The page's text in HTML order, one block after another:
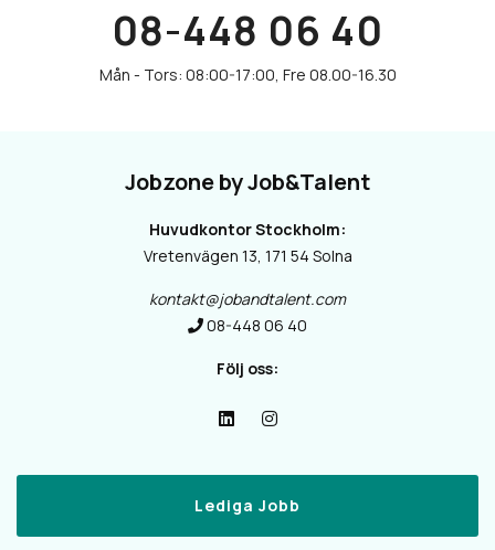
08-448 06 40
Jobzone by Job&Talent
Huvudkontor Stockholm:
Vretenvägen 13, 171 54 Solna
kontakt@jobandtalent.com
08-448 06 40
Följ oss:
Lediga Jobb